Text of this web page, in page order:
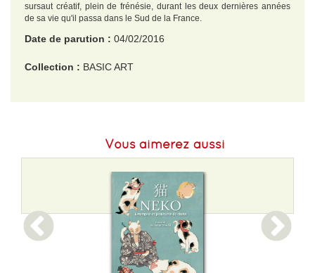
sursaut créatif, plein de frénésie, durant les deux dernières années
de sa vie qu'il passa dans le Sud de la France.
Date de parution : 04/02/2016
Collection : BASIC ART
Vous aimerez aussi